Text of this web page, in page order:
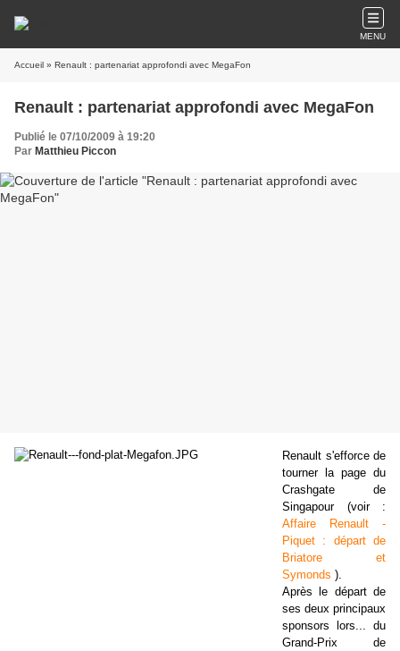
MENU
Accueil » Renault : partenariat approfondi avec MegaFon
Renault : partenariat approfondi avec MegaFon
Publié le 07/10/2009 à 19:20
Par Matthieu Piccon
Renault s'efforce de
tourner la page du
Crashgate de
Singapour (voir :
Affaire Renault -
Piquet : départ de
Briatore et
Symonds ).
Après le départ de
ses deux principaux
sponsors lors... du
Grand-Prix de